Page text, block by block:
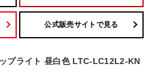
公式販売サイトで見る
プライト 昼白色 LTC-LC12L2-KN